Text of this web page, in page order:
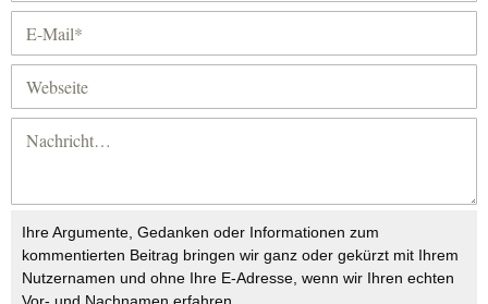
Ihre Argumente, Gedanken oder Informationen zum
kommentierten Beitrag bringen wir ganz oder gekürzt mit Ihrem
Nutzernamen und ohne Ihre E-Adresse, wenn wir Ihren echten
Vor- und Nachnamen erfahren.